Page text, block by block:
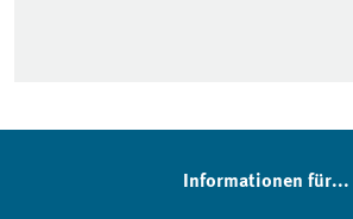
Informationen für...